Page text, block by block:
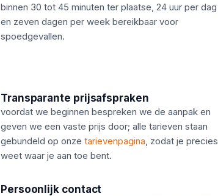
binnen 30 tot 45 minuten ter plaatse, 24 uur per dag
en zeven dagen per week bereikbaar voor
spoedgevallen.
Transparante prijsafspraken
voordat we beginnen bespreken we de aanpak en
geven we een vaste prijs door; alle tarieven staan
gebundeld op onze tarievenpagina, zodat je precies
weet waar je aan toe bent.
Persoonlijk contact